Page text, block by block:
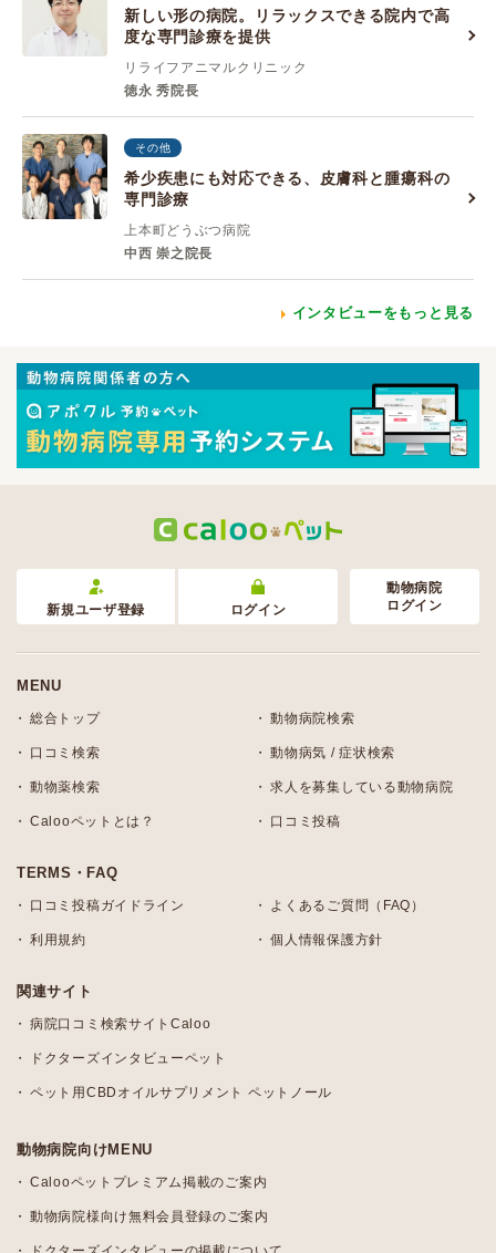
新しい形の病院。リラックスできる院内で高
度な専門診療を提供
リライフアニマルクリニック
徳永 秀院長
その他
希少疾患にも対応できる、皮膚科と腫瘍科の
専門診療
上本町どうぶつ病院
中西 崇之院長
インタビューをもっと見る
新規ユーザ登録 ログイン
動物病院
ログイン
MENU
総合トップ 動物病院検索
口コミ検索 動物病気 / 症状検索
動物薬検索 求人を募集している動物病院
Calooペットとは？ 口コミ投稿
TERMS・FAQ
口コミ投稿ガイドライン よくあるご質問（FAQ）
利用規約 個人情報保護方針
関連サイト
病院口コミ検索サイトCaloo
ドクターズインタビューペット
ペット用CBDオイルサプリメント ペットノール
動物病院向けMENU
Calooペットプレミアム掲載のご案内
動物病院様向け無料会員登録のご案内